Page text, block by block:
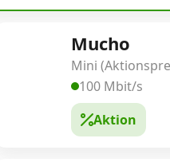
Mucho
Mini
100 Mbit/s
Aktion